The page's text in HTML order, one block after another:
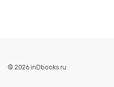
© 2026 inDbooks.ru